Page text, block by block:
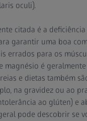
oculi).
citada é a
garantir uma boa
errados para os
magnésio é
e dietas também
na gravidez ou ao
ao glúten) e
pode descobrir se